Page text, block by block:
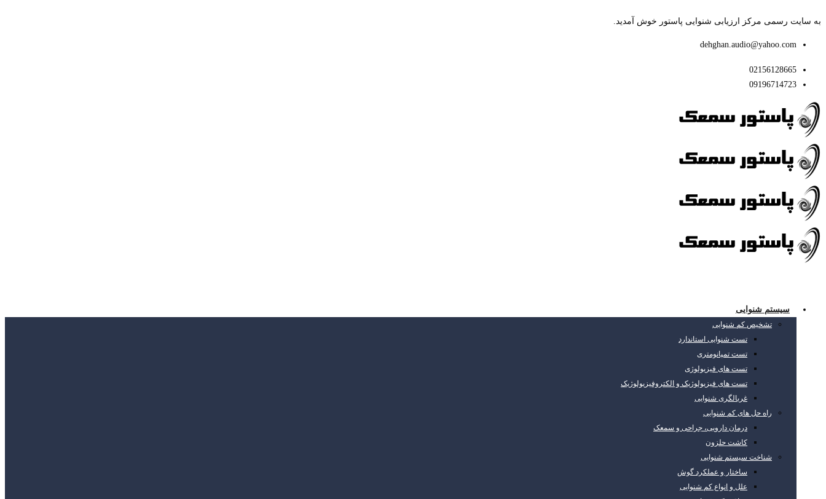
به سایت رسمی مرکز ارزیابی شنوایی پاستور خوش آمدید.
dehghan.audio@yahoo.com
02156128665
09196714723
سیستم شنوایی
تشخیص کم شنوایی
تست شنوایی استاندارد
تست تمپانومتری
تست های فیزیولوژی
تست های فیزیولوژیک و الکتروفیزیولوژیک
غربالگری شنوایی
راه حل های کم شنوایی
درمان دارویی، جراحی و سمعک
کاشت حلزون
شناخت سیستم شنوایی
ساختار و عملکرد گوش
علل و انواع کم شنوایی